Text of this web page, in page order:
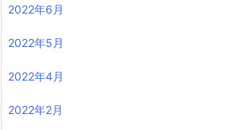
2022年6月
2022年5月
2022年4月
2022年2月